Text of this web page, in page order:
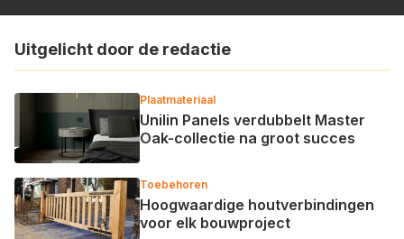
Uitgelicht door de redactie
Plaatmateriaal
Unilin Panels verdubbelt Master
Oak-collectie na groot succes
Toebehoren
Hoogwaardige houtverbindingen
voor elk bouwproject